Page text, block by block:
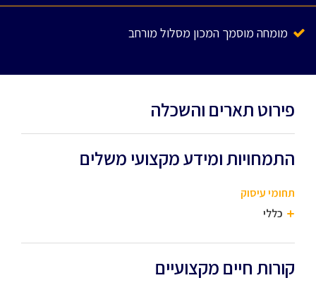
מומחה מוסמך המכון מסלול מורחב
פירוט תארים והשכלה
התמחויות ומידע מקצועי משלים
תחומי עיסוק
כללי
קורות חיים מקצועיים